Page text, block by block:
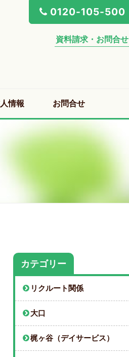
0120-105-500
資料請求・お問合せ
情報 お問合せ
カテゴリー
リクルート関係
大口
梶ヶ谷（デイサービス）